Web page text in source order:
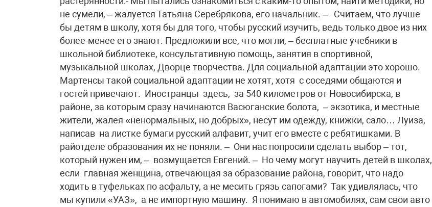
не сумели, – жалуется Татьяна Серебрякова, его начальник. – Считаем, что лучше
бы детям в школу, хотя бы для того, чтобы русский изучить, ведь только двое из них
более-менее его знают. Предложили все, что могли, – бесплатные учебники в
школьной библиотеке, консультативную помощь, занятия в спортивной,
музыкальной школах, Дворце творчества. Для социальной адаптации это хорошо.
Мартенсы такой социальной адаптации не хотят, хотя с соседями общаются и
гостей привечают. Иностранцы здесь, за 540 километров от Новосибирска, в
районе, за которым сразу начинаются Васюганские болота, – экзотика, и местные
жители, жалея «ненормальных, но добрых», несут им одежду, книжки, сало… Луиза,
написав на листке бумаги русский алфавит, учит его вместе с ребятишками. В
райотделе образования их не поняли. – Они нас попросили сделать выбор – тот,
который нужен им, – возмущается Евгений. – Но чему могут научить детей в школах,
если главная женщина, отвечающая за образование района, говорит, что надо
ходить в туфельках по асфальту, а не месить грязь сапогами? Так удивлялась, что
мы купили «УАЗ», а не импортную машину. Я понимаю в автомобилях, сам свои авто